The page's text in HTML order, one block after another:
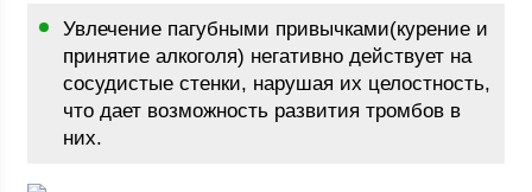
Увлечение пагубными привычками(курение и
принятие алкоголя) негативно действует на
сосудистые стенки, нарушая их целостность,
что дает возможность развития тромбов в
них.